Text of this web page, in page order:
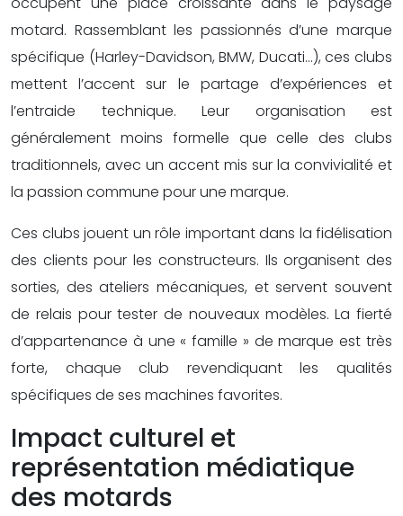
motard. Rassemblant les passionnés d’une marque
spécifique (Harley-Davidson, BMW, Ducati…), ces clubs
mettent l’accent sur le partage d’expériences et
l’entraide technique. Leur organisation est
généralement moins formelle que celle des clubs
traditionnels, avec un accent mis sur la convivialité et
la passion commune pour une marque.
Ces clubs jouent un rôle important dans la fidélisation
des clients pour les constructeurs. Ils organisent des
sorties, des ateliers mécaniques, et servent souvent
de relais pour tester de nouveaux modèles. La fierté
d’appartenance à une « famille » de marque est très
forte, chaque club revendiquant les qualités
spécifiques de ses machines favorites.
Impact culturel et
représentation médiatique
des motards